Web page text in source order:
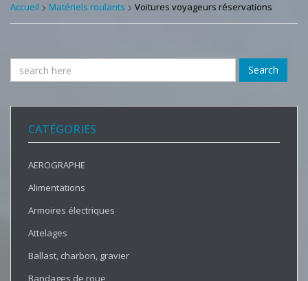
Accueil Matériels roulants Voitures voyageurs réservations
Search
CATÉGORIES
AEROGRAPHE
Alimentations
Armoires électriques
Attelages
Ballast, charbon, gravier
Bandages de roue